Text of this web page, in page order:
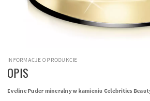
INFORMACJE O PRODUKCIE
OPIS
Eveline Puder mineralny w kamieniu Celebrities